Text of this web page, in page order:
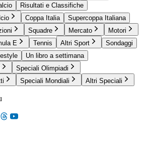
Risultati e Classifiche
Coppa Italia
Supercoppa Italiana
Squadre Mercato
Motori
E Tennis Altri Sport
Sondaggi
Un libro a settimana
Speciali Olimpiadi
Speciali Mondiali Altri Speciali